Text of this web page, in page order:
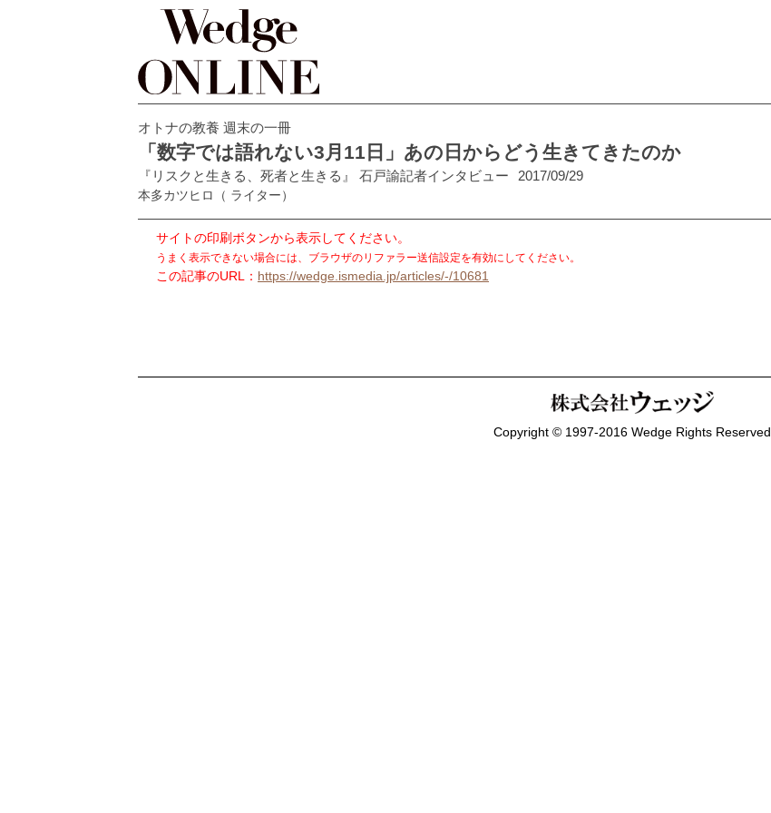
オトナの教養 週末の一冊
「数字では語れない3月11日」あの日からどう生きてきたのか
『リスクと生きる、死者と生きる』 石戸諭記者インタビュー 2017/09/29
本多カツヒロ （ ライター）
サイトの印刷ボタンから表示してください。
うまく表示できない場合には、ブラウザのリファラー送信設定を有効にしてください。
この記事のURL： https://wedge.ismedia.jp/articles/-/10681
Copyright © 1997-2016 Wedge Rights Reserved